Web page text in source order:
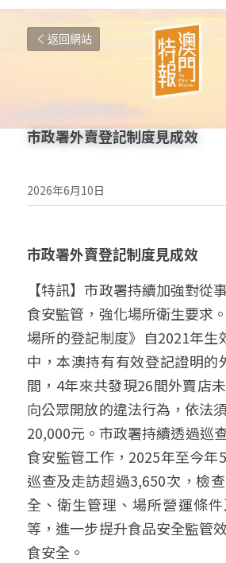
返回網站
市政署外賣登記制度見成效
2026年6月10日
市政署外賣登記制度見成效
【特訊】市政署持續加強對從
食安監管，強化場所衛生要求
場所的登記制度》自2021年生
中，本澳持有有效登記證明的
間，4年來共發現26間外賣店
向公眾開放的違法行為，依法
20,000元。市政署持續透過巡
食安監管工作，2025年至今年
巡查及走訪超過3,650次，檢
全、衛生管理、場所營運條
等，進一步提升食品安全監管
食安全。